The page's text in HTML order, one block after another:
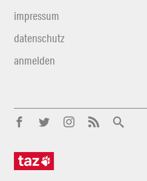
impressum
datenschutz
anmelden